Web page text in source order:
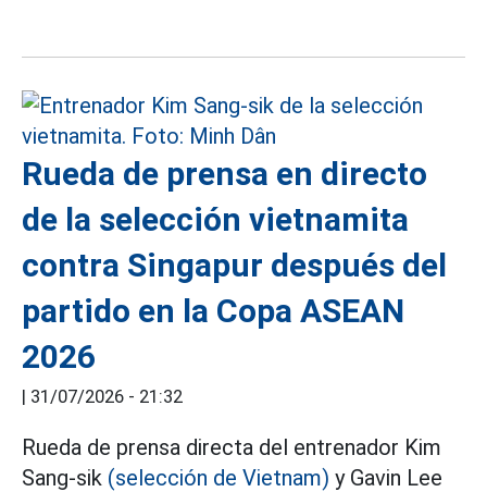
Rueda de prensa en directo
de la selección vietnamita
contra Singapur después del
partido en la Copa ASEAN
2026
| 31/07/2026 - 21:32
Rueda de prensa directa del entrenador Kim
Sang-sik (selección de Vietnam) y Gavin Lee